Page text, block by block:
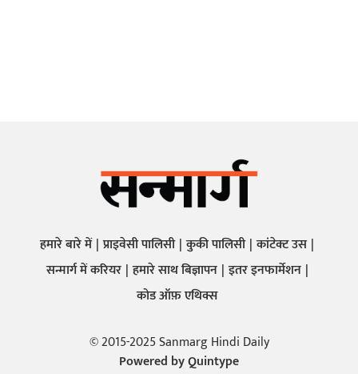
हमारे बारे में प्राइवेसी पालिसी कुकी पालिसी कांटेक्ट उस
सन्मार्ग में करियर हमारे साथ बिज्ञापन इतर इनफार्मेशन
कोड ऑफ़ एथिक्स
© 2015-2025 Sanmarg Hindi Daily
Powered byQuintype